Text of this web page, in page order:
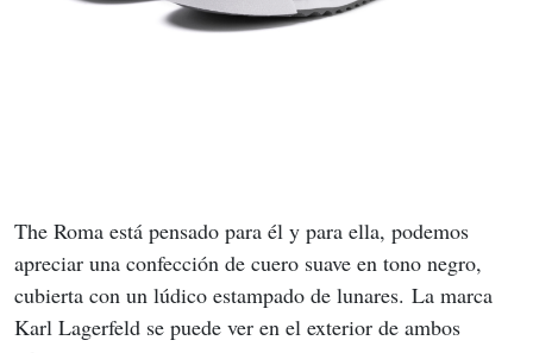
The Roma está pensado para él y para ella, podemos
apreciar una confección de cuero suave en tono negro,
cubierta con un lúdico estampado de lunares. La marca
Karl Lagerfeld se puede ver en el exterior de ambos